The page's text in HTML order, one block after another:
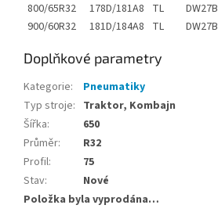
800/65R32
178D/181A8 TL DW27B
900/60R32
181D/184A8 TL DW27B
Doplňkové parametry
Kategorie:
Pneumatiky
Typ stroje: Traktor, Kombajn
Šířka:
650
Průměr:
R32
Profil:
75
Stav:
Nové
Položka byla vyprodána…